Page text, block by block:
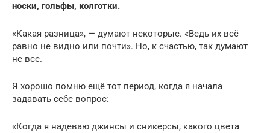
носки, гольфы, колготки.
«Какая разница», — думают некоторые. «Ведь их всё
равно не видно или почти». Но, к счастью, так думают
не все.
Я хорошо помню ещё тот период, когда я начала
задавать себе вопрос:
«Когда я надеваю джинсы и сникерсы, какого цвета